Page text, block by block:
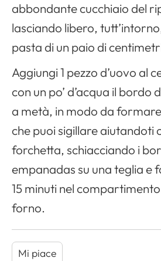
abbondante cucchiaio del
lasciando libero,
pasta di un paio di
Aggiungi 1 pezzo d’uovo al
con un po’ d’acqua il bordo
a metà, in modo da
che puoi sigillare aiutandoti
forchetta, schiacciando i
empanadas su una teglia e
15 minuti nel
forno.
Mi piace